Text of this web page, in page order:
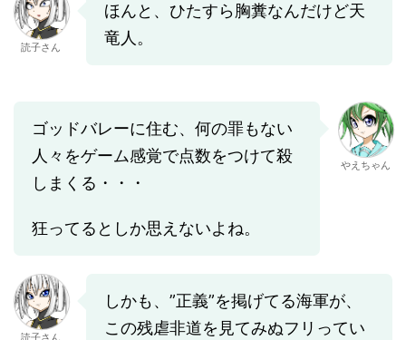
読子さん
ほんと、ひたすら胸糞なんだけど天
竜人。
ゴッドバレーに住む、何の罪もない
人々をゲーム感覚で点数をつけて殺
しまくる・・・
狂ってるとしか思えないよね。
やえちゃん
しかも、”正義”を掲げてる海軍が、
この残虐非道を見てみぬフリってい